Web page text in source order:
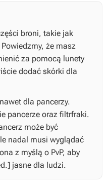
broni, takie jak
że masz
za pomocą lunety
dodać skórki dla
dla pancerzy.
pancerze oraz filtrfraki.
może być
nadal musi wyglądać
z myślą o PvP, aby
jasne dla ludzi.